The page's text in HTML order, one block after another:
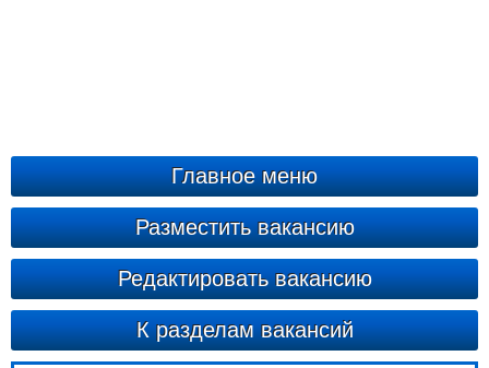
Главное меню
Разместить вакансию
Редактировать вакансию
К разделам вакансий